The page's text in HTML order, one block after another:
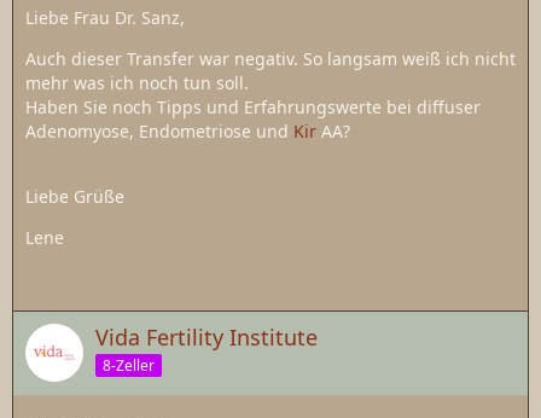
Liebe Frau Dr. Sanz,
Auch dieser Transfer war negativ. So langsam weiß ich nicht
mehr was ich noch tun soll.
Haben Sie noch Tipps und Erfahrungswerte bei diffuser
Adenomyose, Endometriose und Kir AA?
Liebe Grüße
Lene
Vida Fertility Institute
8-Zeller